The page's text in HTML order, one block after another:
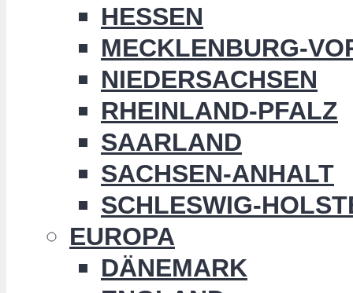
HESSEN
MECKLENBURG-
NIEDERSACHSEN
RHEINLAND-PFALZ
SAARLAND
SACHSEN-ANHALT
SCHLESWIG-
EUROPA
DÄNEMARK